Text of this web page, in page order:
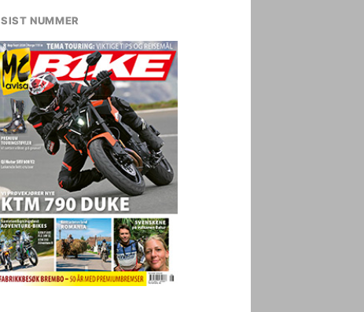
SIST NUMMER